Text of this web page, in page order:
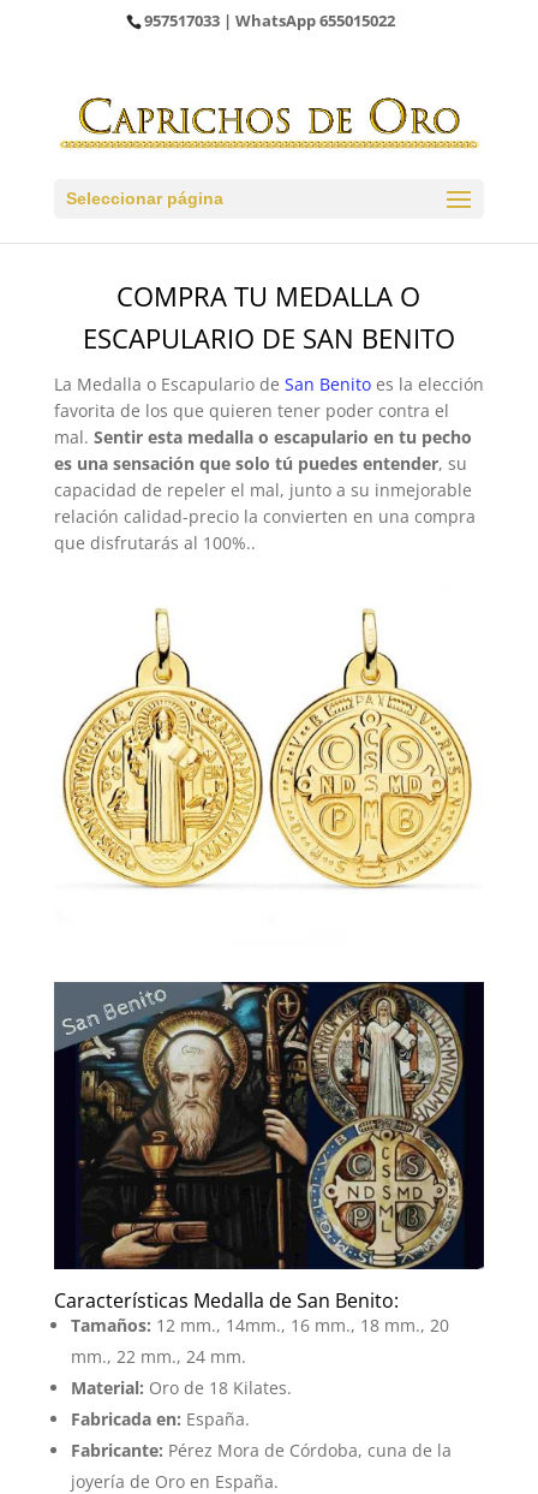
957517033 | WhatsApp655015022
Seleccionar página
COMPRA TU MEDALLA O
ESCAPULARIO DE SAN BENITO
La Medalla o Escapulario de San Benitoes la elección
favorita de los que quieren tener poder contra el
mal. Sentir esta medalla o escapulario en tu pecho
es una sensación que solo tú puedes entender, su
capacidad de repeler el mal, junto a su inmejorable
relación calidad-precio la convierten en una compra
que disfrutarás al 100%..
Características Medalla de San Benito:
Tamaños: 12 mm., 14mm., 16 mm., 18 mm., 20
mm., 22 mm., 24 mm.
Material: Oro de 18 Kilates.
Fabricada en: España.
Fabricante: Pérez Mora de Córdoba, cuna de la
joyería de Oro en España.